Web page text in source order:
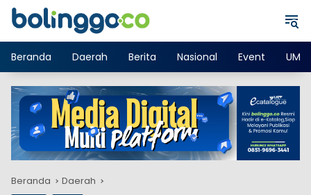
Langsung
Beranda
Daerah Berita Nasional Event
Beranda Daerah